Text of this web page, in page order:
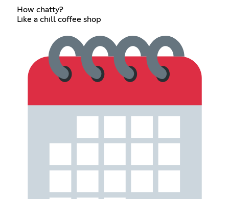
How chatty?
Like a chill coffee shop